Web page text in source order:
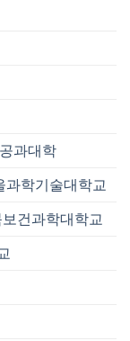
과대학
과학기술대학교
보건과학대학교